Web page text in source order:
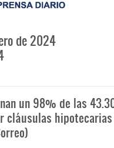
de 2024
un 98% de las
cláusulas hipotecarias